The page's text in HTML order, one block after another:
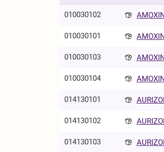
010030102
010030101
010030103
010030104
014130101
014130102
014130103